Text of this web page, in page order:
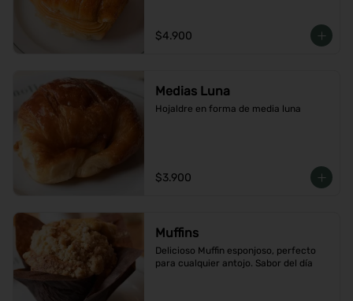
$4.900
Medias Luna
Hojaldre en forma de media luna
$3.900
Muffins
Delicioso Muffin esponjoso, perfecto
para cualquier antojo. Sabor del día